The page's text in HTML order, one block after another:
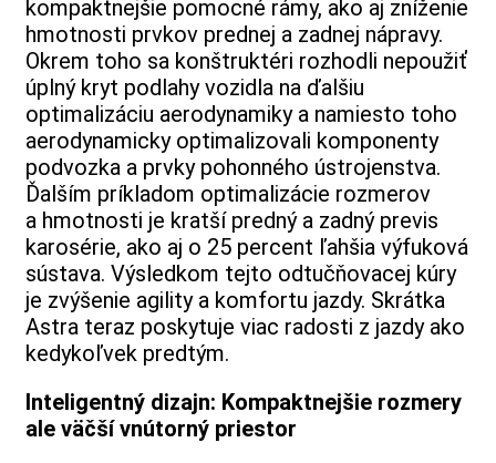
kompaktnejšie pomocné rámy, ako aj zníženie
hmotnosti prvkov prednej a zadnej nápravy.
Okrem toho sa konštruktéri rozhodli nepoužiť
úplný kryt podlahy vozidla na ďalšiu
optimalizáciu aerodynamiky a namiesto toho
aerodynamicky optimalizovali komponenty
podvozka a prvky pohonného ústrojenstva.
Ďalším príkladom optimalizácie rozmerov
a hmotnosti je kratší predný a zadný previs
karosérie, ako aj o 25 percent ľahšia výfuková
sústava. Výsledkom tejto odtučňovacej kúry
je zvýšenie agility a komfortu jazdy. Skrátka
Astra teraz poskytuje viac radosti z jazdy ako
kedykoľvek predtým.
Inteligentný dizajn: Kompaktnejšie rozmery
ale väčší vnútorný priestor